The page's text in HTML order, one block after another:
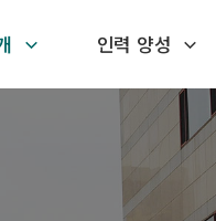
인력 양성